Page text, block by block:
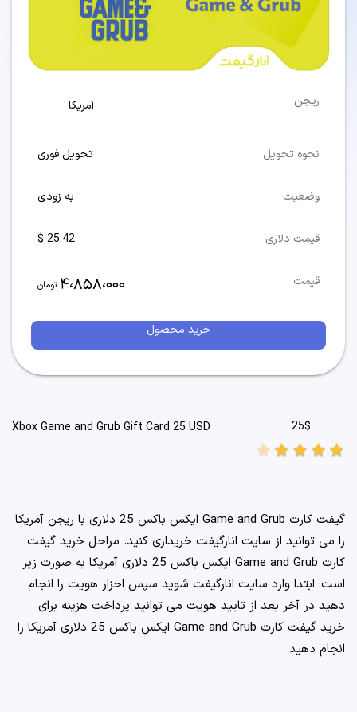
25$
Xbox Game and Grub Gift Card 25 USD
star
star
star
star
star
گیفت کارت Game and Grub ایکس باکس 25 دلاری با ریجن آمریکا
را می توانید از سایت انارگیفت خریداری کنید. مراحل خرید گیفت
کارت Game and Grub ایکس باکس 25 دلاری آمریکا به صورت زیر
است: ابتدا وارد سایت انارگیفت شوید سپس احزار هویت را انجام
دهید در آخر بعد از تایید هویت می توانید پرداخت هزینه برای
خرید گیفت کارت Game and Grub ایکس باکس 25 دلاری آمریکا را
انجام دهید.
ریجن آمریکا
نحوه تحویل تحویل فوری
وضعیت به زودی
قیمت دلاری 25.42 $
قیمت 4،858،000 تومان
خرید محصول